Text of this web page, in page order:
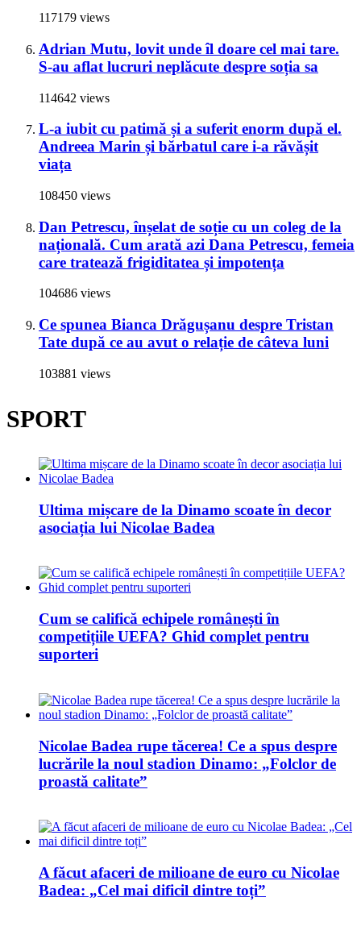
117179 views
Adrian Mutu, lovit unde îl doare cel mai tare.
S-au aflat lucruri neplăcute despre soția sa
114642 views
L-a iubit cu patimă și a suferit enorm după el.
Andreea Marin și bărbatul care i-a răvășit
viața
108450 views
Dan Petrescu, înșelat de soție cu un coleg de la
națională. Cum arată azi Dana Petrescu, femeia
care tratează frigiditatea și impotența
104686 views
Ce spunea Bianca Drăgușanu despre Tristan
Tate după ce au avut o relație de câteva luni
103881 views
SPORT
Ultima mișcare de la Dinamo scoate în decor
asociația lui Nicolae Badea
Cum se califică echipele românești în
competițiile UEFA? Ghid complet pentru
suporteri
Nicolae Badea rupe tăcerea! Ce a spus despre
lucrările la noul stadion Dinamo: „Folclor de
proastă calitate”
A făcut afaceri de milioane de euro cu Nicolae
Badea: „Cel mai dificil dintre toți”